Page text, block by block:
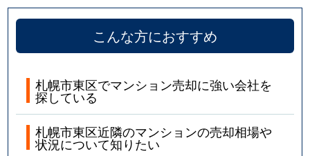
こんな方におすすめ
札幌市東区でマンション売却に強い会社を
探している
札幌市東区近隣のマンションの売却相場や
状況について知りたい